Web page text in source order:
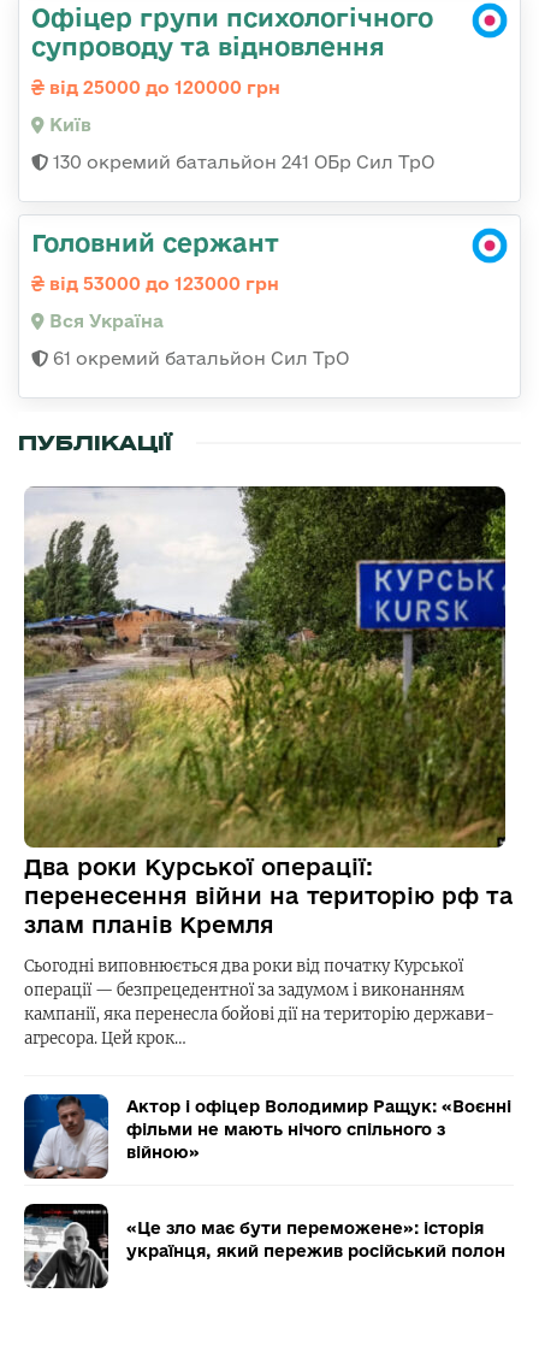
Офіцер групи психологічного
супроводу та відновлення
від 25000 до 120000 грн
Київ
130 окремий батальйон 241 ОБр Сил ТрО
Головний сержант
від 53000 до 123000 грн
Вся Україна
61 окремий батальйон Сил ТрО
ПУБЛІКАЦІЇ
Два роки Курської операції:
перенесення війни на територію рф та
злам планів Кремля
Сьогодні виповнюється два роки від початку Курської
операції — безпрецедентної за задумом і виконанням
кампанії, яка перенесла бойові дії на територію держави-
агресора. Цей крок…
Актор і офіцер Володимир Ращук: «Воєнні
фільми не мають нічого спільного з
війною»
«Це зло має бути переможене»: історія
українця, який пережив російський полон